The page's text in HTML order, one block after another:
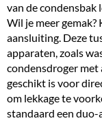
van de
Wil je meer gemak?
aansluiting. Deze
apparaten, zoals
condensdroger met
geschikt is voor
om lekkage te
standaard een